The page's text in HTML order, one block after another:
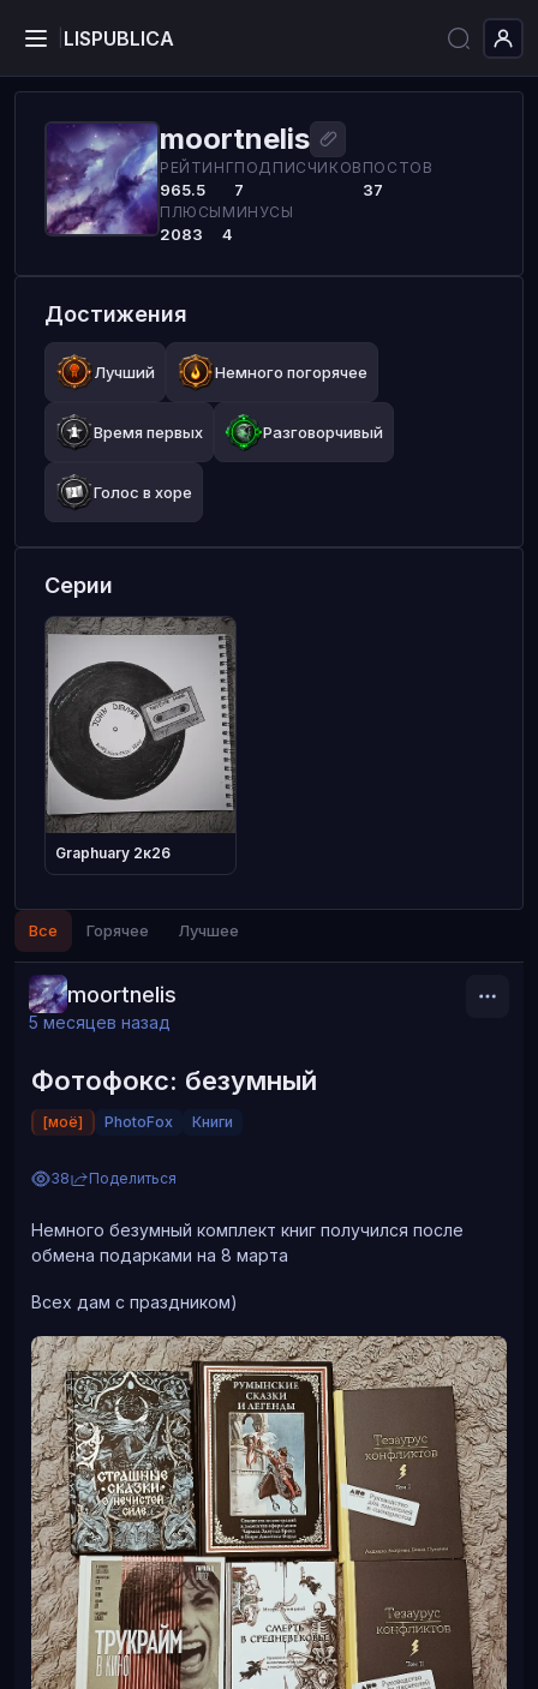
LISPUBLICA
moortnelis
РЕЙТИНГ
965.5
ПОДПИСЧИКОВ
7
ПОСТОВ
37
ПЛЮСЫ
2083
МИНУСЫ
4
Достижения
Лучший Немного погорячее
Время первых Разговорчивый
Голос в хоре
Серии
Graphuary 2к26
Все Горячее Лучшее
moortnelis
5 месяцев назад
Фотофокс: безумный
[моё] PhotoFox Книги
38 Поделиться
Немного безумный комплект книг получился после
обмена подарками на 8 марта
Всех дам с праздником)